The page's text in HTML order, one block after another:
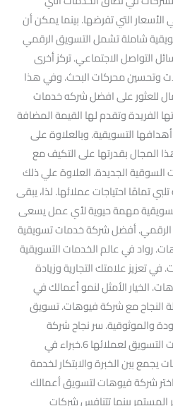
التي تفرضها. بينما يمكن أن
شاملة تشمل التسويق الرقمي
التواصل الاجتماعي. تركز أخرى
وتحسين محركات البحث. وفي هذا
للعثور على افضل شركه خدمات
الفريدة وتقدم لها القيمة المضافة
التسويقية. وبالعلاوة على
المجال بقدرتها على التكيف مع
السوقية الجديدة. العلاوة علي ذلك
تمامًا احتياجات عملائها. لذا، يبقى
مهمة حيوية لأي عمل يسعى
الرقمي. أفضل شركة خدمات تسويقية
فيوهات. رواد في عالم الخدمات التسويقية
تعزيز علامتك التجارية وزيادة
الخيار الأمثل لنمو أعمالك في
الرقمي 4-ابدأ رحلة النجاح مع شركة فيوهات. تسويق
نتائج استثنائية 5.الجودة والموثوقية. سر نجاح شركة
فيوهات في تقديم أفضل خدمات التسويق لعملائها 6.خبراء في
بين الخبرة والابتكار لخدمة
اختر شركة فيوهات لتسويق أعمالك
المستمر بينما تتنافس شركات